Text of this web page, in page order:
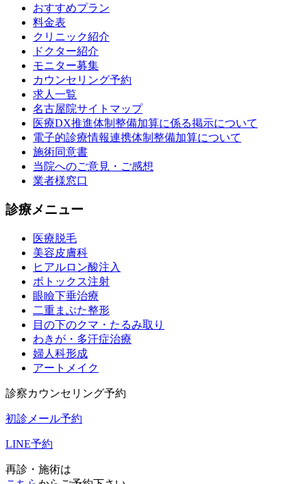
おすすめプラン
料金表
クリニック紹介
ドクター紹介
モニター募集
カウンセリング予約
求人一覧
名古屋院サイトマップ
医療DX推進体制整備加算に係る掲示について
電子的診療情報連携体制整備加算について
施術同意書
当院へのご意見・ご感想
業者様窓口
診療メニュー
医療脱毛
美容皮膚科
ヒアルロン酸注入
ボトックス注射
眼瞼下垂治療
二重まぶた整形
目の下のクマ・たるみ取り
わきが・多汗症治療
婦人科形成
アートメイク
診察カウンセリング予約
初診メール予約
LINE予約
再診・施術は